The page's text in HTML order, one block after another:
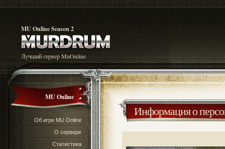
MU Online Season 2
Лучший сервер MuOnline
MU Online
Об игре MU Online
О сервере
Статистика
Информация о